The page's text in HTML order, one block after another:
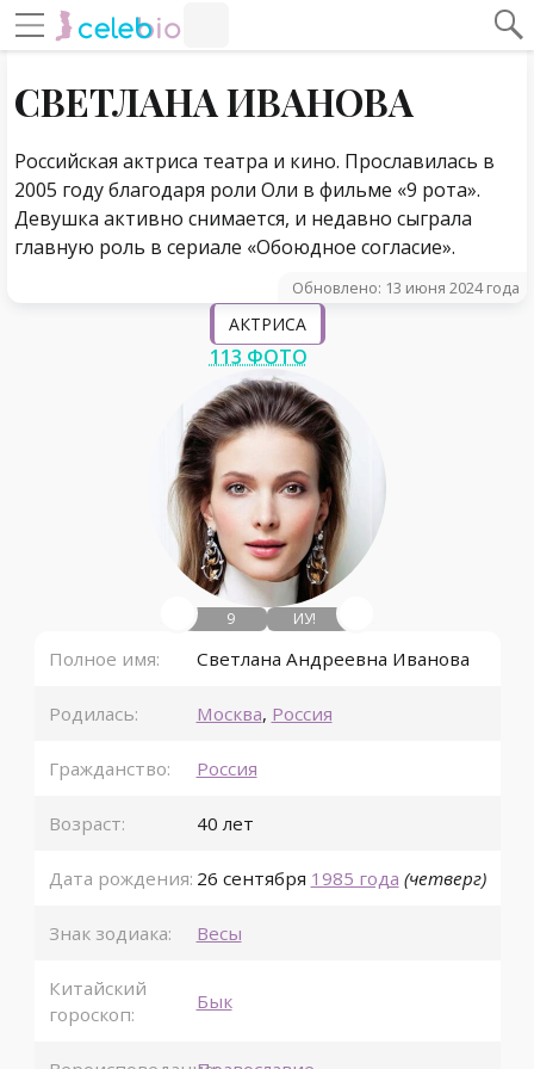
Навигация по сайту
СВЕТЛАНА ИВАНОВА
Российская актриса театра и кино. Прославилась в
2005 году благодаря роли Оли в фильме «9 рота».
Девушка активно снимается, и недавно сыграла
главную роль в сериале «Обоюдное согласие».
Обновлено: 13 июня 2024 года
АКТРИСА
113 ФОТО
9 ИУ!
Полное имя: Светлана Андреевна Иванова
Родилась: Москва, Россия
Гражданство: Россия
Возраст: 40 лет
Дата рождения: 26 сентября 1985 года (четверг)
Знак зодиака: Весы
Китайский
гороскоп:
Бык